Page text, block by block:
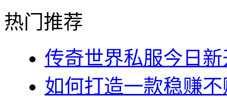
热门推荐
传奇世界私服今日
如何打造一款稳赚